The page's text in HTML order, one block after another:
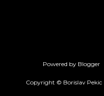
Powered by Blogger
Copyright © Borislav Pekic